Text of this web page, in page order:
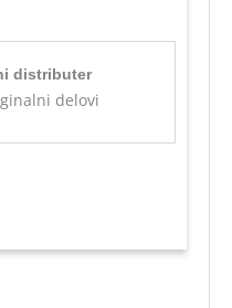
distributer
delovi